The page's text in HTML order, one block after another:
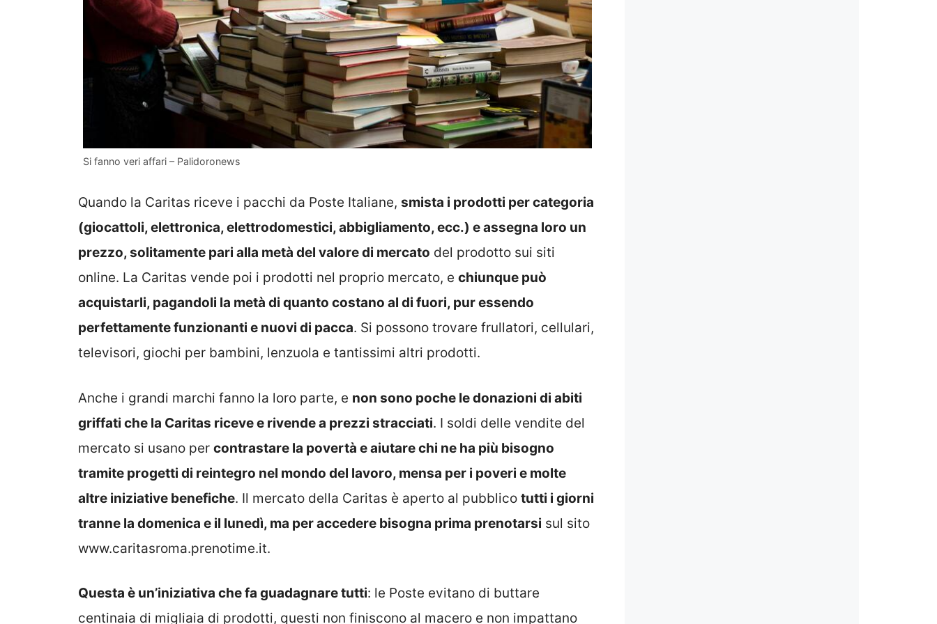
Si fanno veri affari – Palidoronews
Quando la Caritas riceve i pacchi da Poste Italiane, smista i prodotti per categoria
(giocattoli, elettronica, elettrodomestici, abbigliamento, ecc.) e assegna loro un
prezzo, solitamente pari alla metà del valore di mercato del prodotto sui siti
online. La Caritas vende poi i prodotti nel proprio mercato, e chiunque può
acquistarli, pagandoli la metà di quanto costano al di fuori, pur essendo
perfettamente funzionanti e nuovi di pacca. Si possono trovare frullatori, cellulari,
televisori, giochi per bambini, lenzuola e tantissimi altri prodotti.
Anche i grandi marchi fanno la loro parte, e non sono poche le donazioni di abiti
griffati che la Caritas riceve e rivende a prezzi stracciati. I soldi delle vendite del
mercato si usano per contrastare la povertà e aiutare chi ne ha più bisogno
tramite progetti di reintegro nel mondo del lavoro, mensa per i poveri e molte
altre iniziative benefiche. Il mercato della Caritas è aperto al pubblico tutti i giorni
tranne la domenica e il lunedì, ma per accedere bisogna prima prenotarsi sul sito
www.caritasroma.prenotime.it.
Questa è un’iniziativa che fa guadagnare tutti: le Poste evitano di buttare
centinaia di migliaia di prodotti, questi non finiscono al macero e non impattano